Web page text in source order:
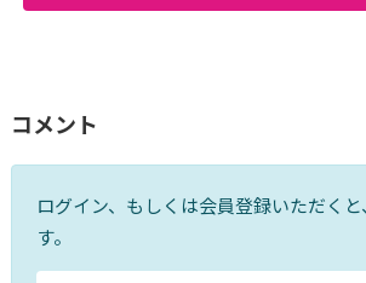
コメント
ログイン、もしくは会員登録いただく
す。